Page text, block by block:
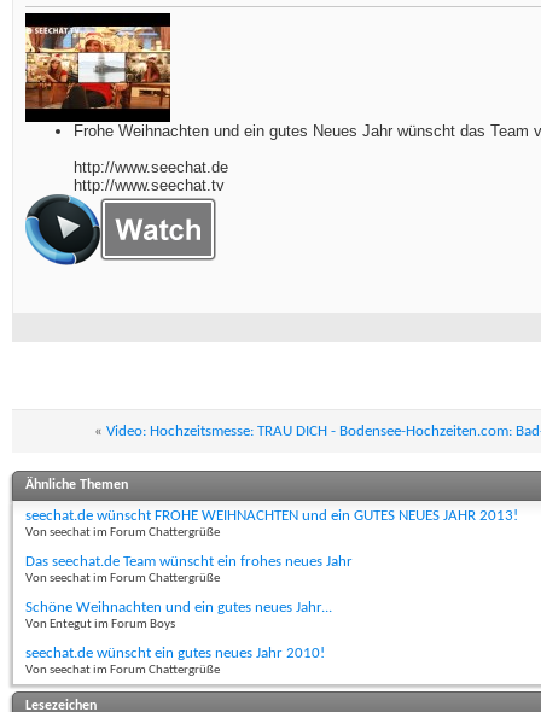
Frohe Weihnachten und ein gutes Neues Jahr wünscht das
http://www.seechat.de
http://www.seechat.tv
« Video: Hochzeitsmesse: TRAU DICH - Bodensee-Hochzeiten.com:
Ähnliche Themen
seechat.de wünscht FROHE WEIHNACHTEN und ein GUTES NEUES JAHR 2013!
Von seechat im Forum Chattergrüße
Das seechat.de Team wünscht ein frohes neues Jahr
Von seechat im Forum Chattergrüße
Schöne Weihnachten und ein gutes neues Jahr...
Von Entegut im Forum Boys
seechat.de wünscht ein gutes neues Jahr 2010!
Von seechat im Forum Chattergrüße
Lesezeichen